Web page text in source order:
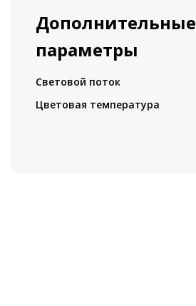
Дополнительные
параметры
Световой поток
Цветовая температура